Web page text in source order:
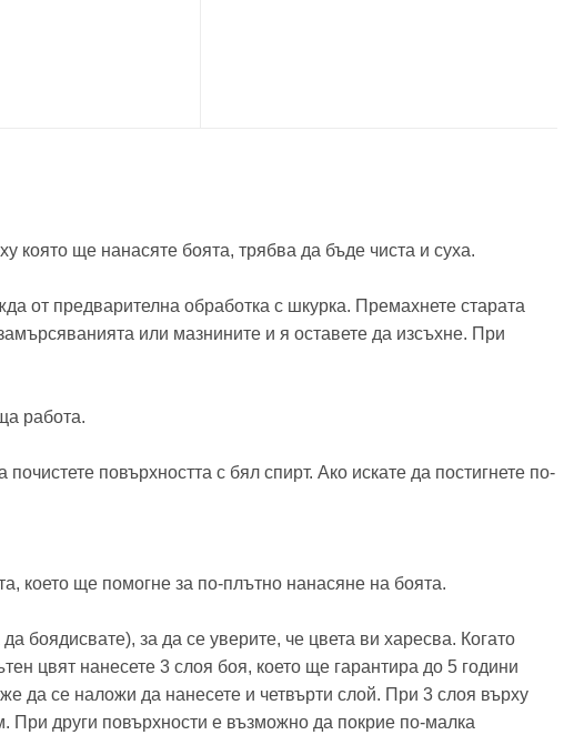
която ще нанасяте боята, трябва да бъде чиста и суха.
от предварителна обработка с шкурка. Премахнете старата
или мазнините и я оставете да изсъхне. При
работа.
повърхността с бял спирт. Ако искате да постигнете по-
което ще помогне за по-плътно нанасяне на боята.
боядисвате), за да се уверите, че цвета ви харесва. Когато
цвят нанесете 3 слоя боя, което ще гарантира до 5 години
да се наложи да нанесете и четвърти слой. При 3 слоя върху
При други повърхности е възможно да покрие по-малка